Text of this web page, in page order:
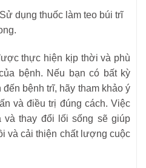
dụng thuốc làm teo búi trĩ
thực hiện kịp thời và phù
bệnh. Nếu bạn có bất kỳ
bệnh trĩ, hãy tham khảo ý
và điều trị đúng cách. Việc
và thay đổi lối sống sẽ giúp
và cải thiện chất lượng cuộc